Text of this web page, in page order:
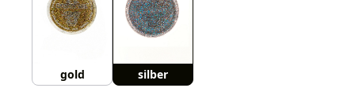
gold silber